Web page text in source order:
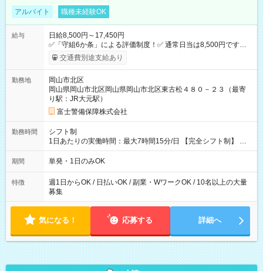
アルバイト 職種未経験OK
給与
日給8,500円～17,450円
✅「守組6か条」による評価制度！✅ 通常日当は8,500円ですが
上記評価制度により「S級隊員」と認定されれば10,000円の日当
を支給します。 (1)上記勤務者が交通2級資格者の場合10,000円
14,375円 (3)上記現場が日祝深夜の場合 17,250円 (4)上記勤務
者が現場までの運転者の場合17,250+200円＝17,450円 -----------
------------------------------- *最高日当額 17,450円* （実働時間5
時間の場合、時給3,490円） ------------------------------------------ よ
り上位の資格取得やリーダー手当を取得すると ”さらに”加算さ
れます！ ※日当支給時振込手数料等は一切ありません。 【試用
期間】試用期間なし
交通費別途支給あり
勤務地
岡山市北区
岡山県岡山市北区岡山県岡山市北区東古松４８０－２３（最寄
り駅：JR大元駅）
富士警備保障株式会社
勤務時間
シフト制
1日あたりの実働時間：最大7時間15分/日 【完全シフト制】 例
(1) 8：00~17:00（休憩１h） 例(2) 13:00~16:00（早上がりでも
全額支給！） 例(3) 21:00~5:00（夜勤なら日当1.25倍！！）
期間 単発・1日のみOK
特徴
週1日からOK / 日払いOK / 副業・WワークOK / 10名以上の大量
募集
気になる！ 応募する 詳細へ